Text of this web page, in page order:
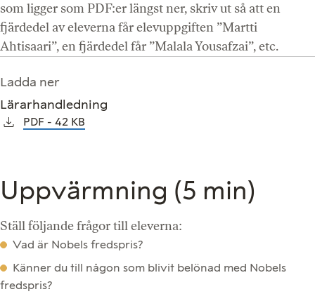
som ligger som PDF:er längst ner, skriv ut så att en
fjärdedel av eleverna får elevuppgiften ”Martti
Ahtisaari”, en fjärdedel får ”Malala Yousafzai”, etc.
Ladda ner
Lärarhandledning
PDF 42 KB
Uppvärmning (5 min)
Ställ följande frågor till eleverna:
Vad är Nobels fredspris?
Känner du till någon som blivit belönad med Nobels
fredspris?